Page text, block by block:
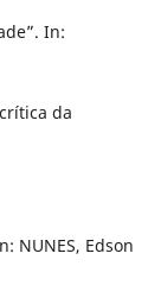
In:
da
NUNES, Edson